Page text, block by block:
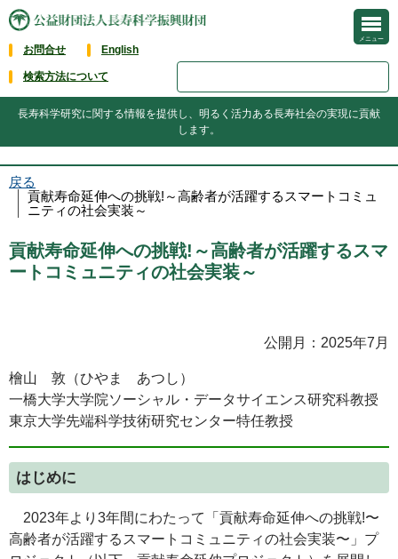
お問合せ English
検索方法について
メニュー
長寿科学研究に関する情報を提供し、明るく活力ある長寿社会の実現に貢献
します。
戻る
貢献寿命延伸への挑戦!～高齢者が活躍するスマートコミュ
ニティの社会実装～
貢献寿命延伸への挑戦!～高齢者が活躍するスマ
ートコミュニティの社会実装～
公開月：2025年7月
檜山 敦（ひやま あつし）
一橋大学大学院ソーシャル・データサイエンス研究科教授
東京大学先端科学技術研究センター特任教授
はじめに
2023年より3年間にわたって「貢献寿命延伸への挑戦!〜
高齢者が活躍するスマートコミュニティの社会実装〜」プ